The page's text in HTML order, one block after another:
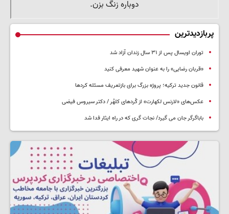
پربازدیدترین
توران اویسال پس از ۳۱ سال زندان آزاد شد
«قربان رضایی» را به عنوان شهید معرفی کنید
قانون جدید ترکیه؛ پروژه بزرگ‌ برای بازتعریف مسئله کردها
عکس‌های «لارنس لکهارت» از کُردهای کلهُر / دکتر سیروس فیضی
باباگرگر جان می گیرد/ نجات گری که در راه ایثار فدا شد